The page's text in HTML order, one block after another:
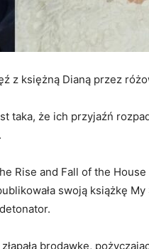
z księżną Dianą przez
taka, że ​​ich przyjaźń
Rise and Fall of the House
swoją książkę
brodawkę,